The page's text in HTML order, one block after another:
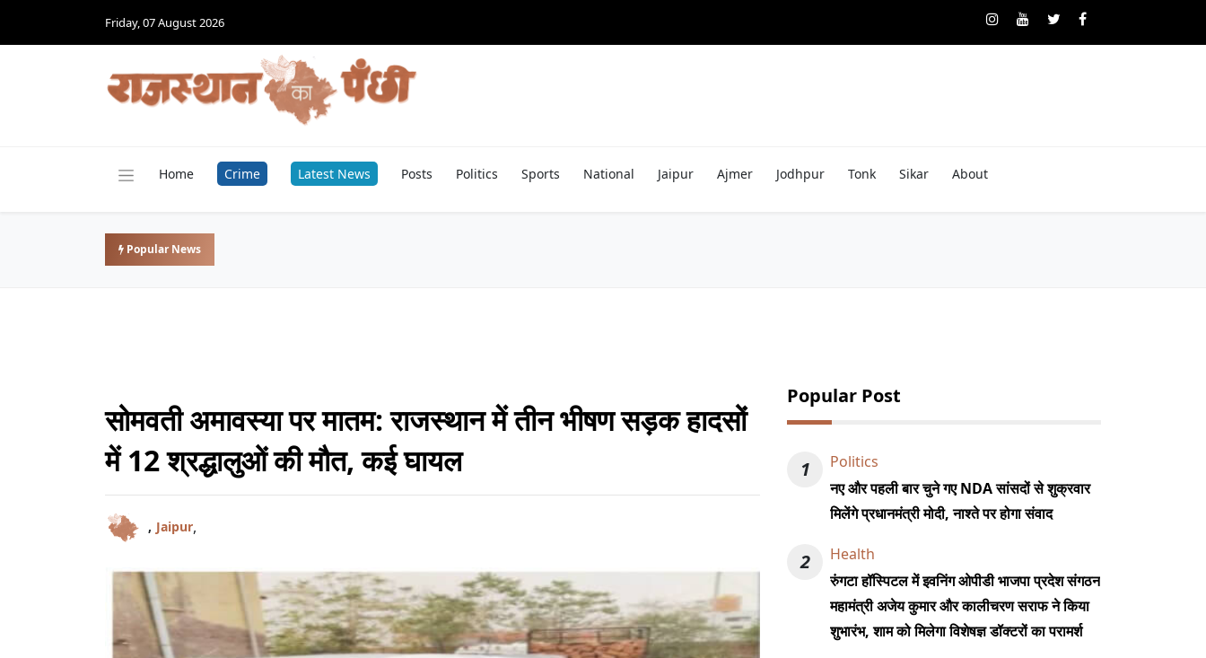
Friday, 07 August 2026
Home Crime Latest News Posts Politics Sports National Jaipur Ajmer Jodhpur Tonk Sikar About
Popular News
सोमवती अमावस्या पर मातम: राजस्थान में तीन भीषण सड़क हादसों
में 12 श्रद्धालुओं की मौत, कई घायल
, Jaipur,
Popular Post
1
Politics
नए और पहली बार चुने गए NDA सांसदों से शुक्रवार
मिलेंगे प्रधानमंत्री मोदी, नाश्ते पर होगा संवाद
2
Health
रुंगटा हॉस्पिटल में इवनिंग ओपीडी भाजपा प्रदेश संगठन
महामंत्री अजेय कुमार और कालीचरण सराफ ने किया
शुभारंभ, शाम को मिलेगा विशेषज्ञ डॉक्टरों का परामर्श